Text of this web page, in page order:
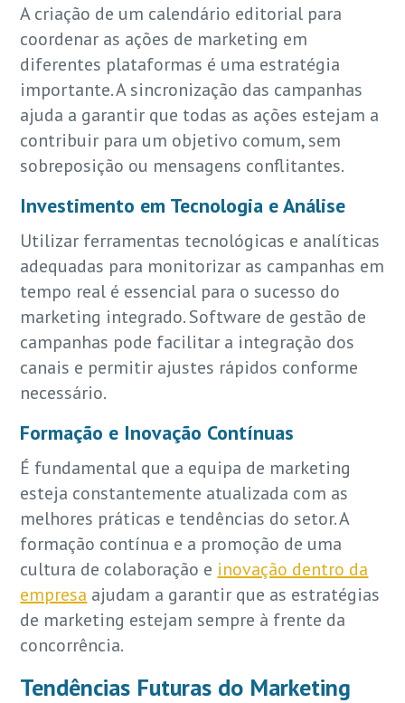
A criação de um calendário editorial para
coordenar as ações de marketing em
diferentes plataformas é uma estratégia
importante. A sincronização das campanhas
ajuda a garantir que todas as ações estejam a
contribuir para um objetivo comum, sem
sobreposição ou mensagens conflitantes.
Investimento em Tecnologia e Análise
Utilizar ferramentas tecnológicas e analíticas
adequadas para monitorizar as campanhas em
tempo real é essencial para o sucesso do
marketing integrado. Software de gestão de
campanhas pode facilitar a integração dos
canais e permitir ajustes rápidos conforme
necessário.
Formação e Inovação Contínuas
É fundamental que a equipa de marketing
esteja constantemente atualizada com as
melhores práticas e tendências do setor. A
formação contínua e a promoção de uma
cultura de colaboração e inovação dentro da
empresa ajudam a garantir que as estratégias
de marketing estejam sempre à frente da
concorrência.
Tendências Futuras do Marketing